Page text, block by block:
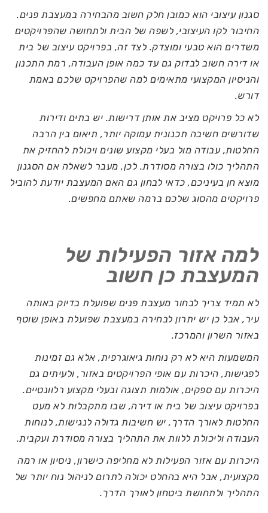
סגנון עיצובי הוא כמובן חלק חשוב מהבחירה במעצבת פנים.
החיבור לקו העיצובי, לשפה של הבית ולתחושה שהפרויקטים
משדרים הוא טבעי ומוצדק. לצד זה, בפרויקט עיצוב של בית
או דירה חשוב לבדוק גם עד כמה אופן העבודה, רמת התכנון
והניסיון המקצועי מתאימים למה שהפרויקט שלכם באמת
דורש.
לא כל פרויקט מציב את אותן דרישות. יש בתים ודירות
שדורשים חשיבה תכנונית עמוקה יותר, תיאום בין הרבה
החלטות, עבודה מול בעלי מקצוע שונים ויכולת להחזיק את
התהליך כולו בצורה מסודרת. לכן, מעבר לשאלה אם הסגנון
מוצא חן בעיניכם, כדאי לבחון גם האם המעצבת יודעת להוביל
פרויקטים מהסוג שלכם ברמה שאתם מחפשים.
למה אזור הפעילות של
המעצבת כן חשוב
לא תמיד צריך לבחור מעצבת פנים שפועלת בדיוק באותה
עיר, אבל כן יש יתרון לבחירה במעצבת שפועלת באופן שוטף
באזור השרון והמרכז.
המשמעות היא לא רק נוחות גיאוגרפית, אלא גם זמינות
לפגישות, היכרות עם אופי הפרויקטים באזור, ולעיתים גם
היכרות עם ספקים, אולמות תצוגה ובעלי מקצוע רלוונטיים.
בפרויקט עיצוב של בית או דירה, שבו מתקבלות לא מעט
החלטות לאורך הדרך, יש חשיבות גדולה לנגישות, לנוחות
העבודה וליכולת ללוות את התהליך בצורה מסודרת ועקבית.
היכרות עם אזור הפעילות לא מחליפה כישרון, ניסיון או רמה
מקצועית, אבל היא בהחלט יכולה לתרום לניהול נוח יותר של
התהליך ולתחושת ביטחון לאורך הדרך.